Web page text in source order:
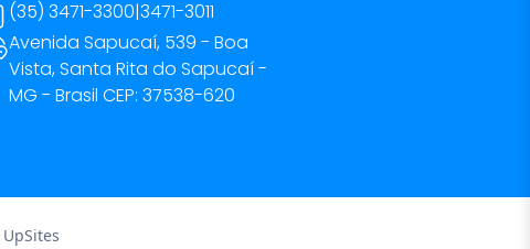
(35) 3471-3300|3471-3011
Avenida Sapucaí, 539 - Boa
Vista, Santa Rita do Sapucaí -
MG - Brasil CEP: 37538-620
UpSites